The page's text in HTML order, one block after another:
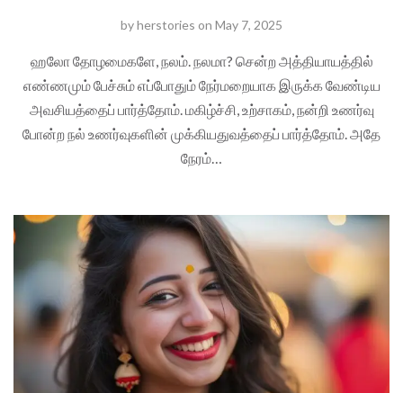
byherstories on May 7, 2025
ஹலோ தோழமைகளே, நலம். நலமா? சென்ற அத்தியாயத்தில்
எண்ணமும் பேச்சும் எப்போதும் நேர்மறையாக இருக்க வேண்டிய
அவசியத்தைப் பார்த்தோம். மகிழ்ச்சி, உற்சாகம், நன்றி உணர்வு
போன்ற நல் உணர்வுகளின் முக்கியதுவத்தைப் பார்த்தோம். அதே
நேரம்…